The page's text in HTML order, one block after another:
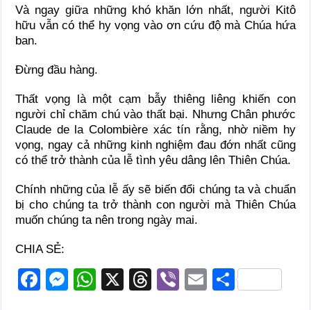
Và ngay giữa những khó khăn lớn nhất, người Kitô
hữu vẫn có thể hy vọng vào ơn cứu độ mà Chúa hứa
ban.
Đừng đầu hàng.
Thất vọng là một cạm bẫy thiêng liêng khiến con
người chỉ chăm chú vào thất bại. Nhưng Chân phước
Claude de la Colombière xác tín rằng, nhờ niềm hy
vọng, ngay cả những kinh nghiệm đau đớn nhất cũng
có thể trở thành của lễ tình yêu dâng lên Thiên Chúa.
Chính những của lễ ấy sẽ biến đổi chúng ta và chuẩn
bị cho chúng ta trở thành con người mà Thiên Chúa
muốn chúng ta nên trong ngày mai.
CHIA SẺ:
F
M
W
X
T
Vi
E S